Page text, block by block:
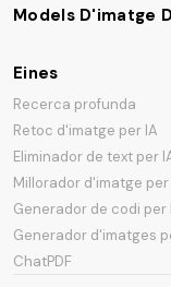
Models D'imatge
Eines
Recerca profunda
Retoc d'imatge per IA
Eliminador de text per
Millorador d'imatge per
Generador de codi per
Generador d'imatges
ChatPDF